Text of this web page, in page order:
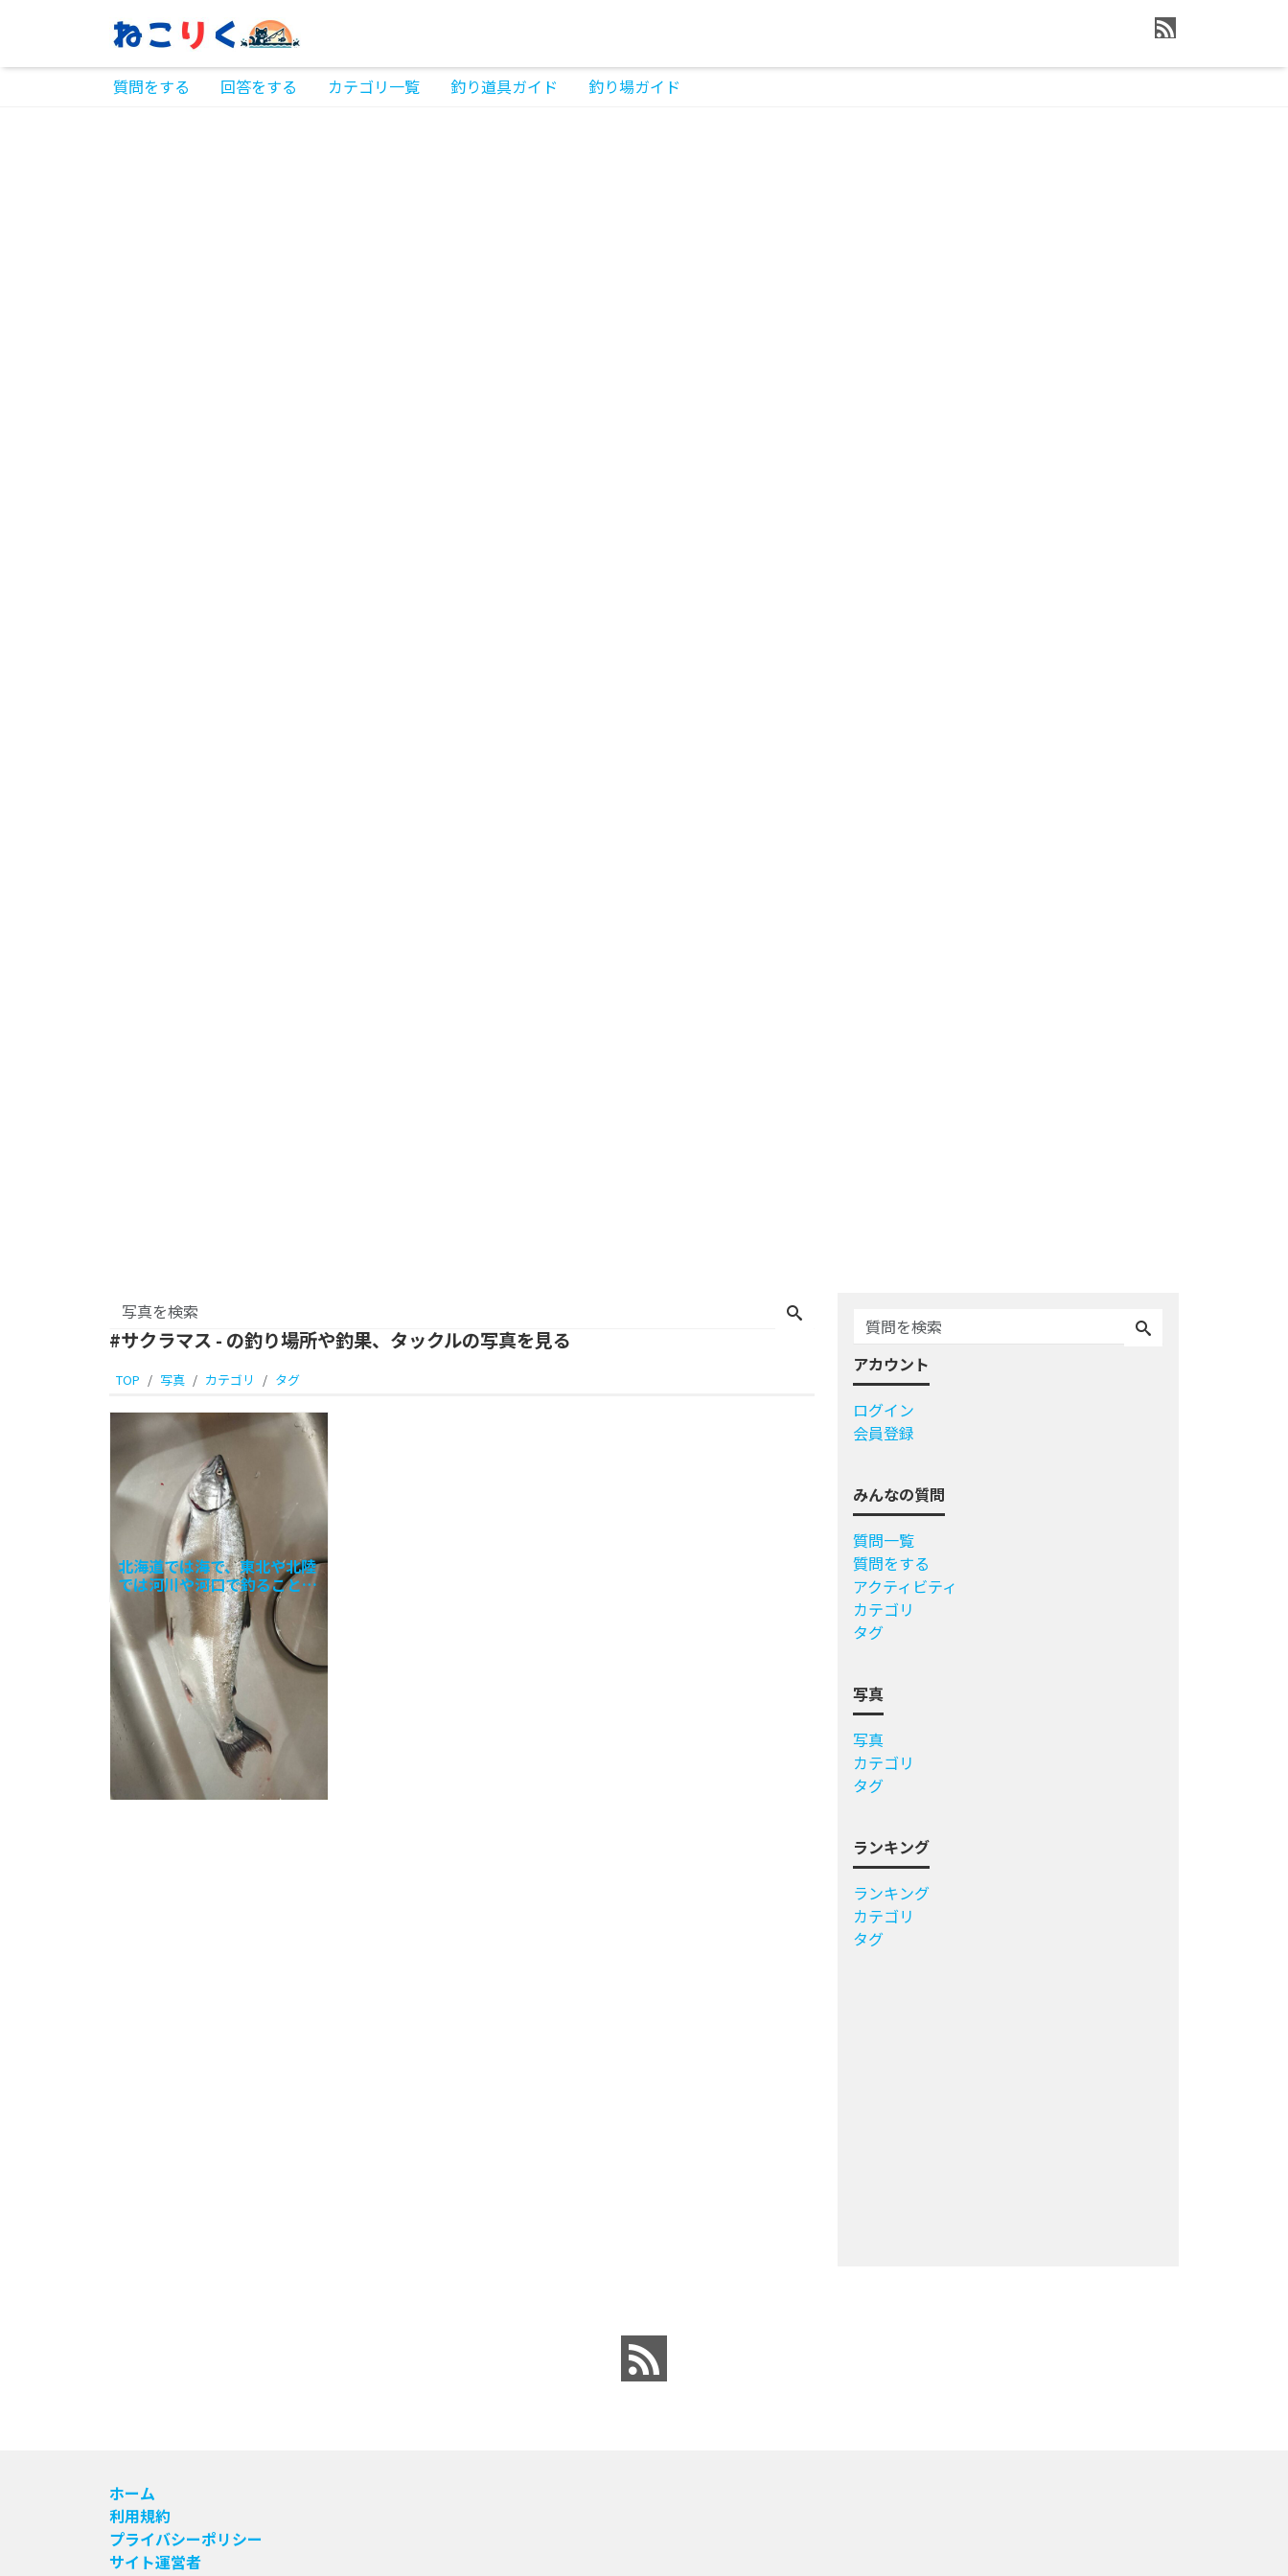
質問をする 回答をする カテゴリ一覧 釣り道具ガイド 釣り場ガイド
#サクラマス - の釣り場所や釣果、タックルの写真を見る
TOP 写真 カテゴリ タグ
北海道では海で、東北や北陸
では河川や河口で釣ることが
できる憧れのターゲットサク
ラマスです。知っている人は
知っていますが、サクラマス
とヤマメは同じ魚です。 ヤマ
メ
アカウント
ログイン
会員登録
みんなの質問
質問一覧
質問をする
アクティビティ
カテゴリ
タグ
写真
写真
カテゴリ
タグ
ランキング
ランキング
カテゴリ
タグ
ホーム
利用規約
プライバシーポリシー
サイト運営者